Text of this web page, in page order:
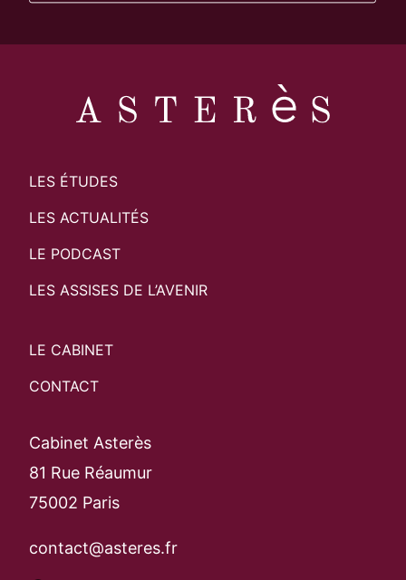
LES ÉTUDES
LES ACTUALITÉS
LE PODCAST
LES ASSISES DE L’AVENIR
LE CABINET
CONTACT
Cabinet Asterès
81 Rue Réaumur
75002 Paris
contact@asteres.fr